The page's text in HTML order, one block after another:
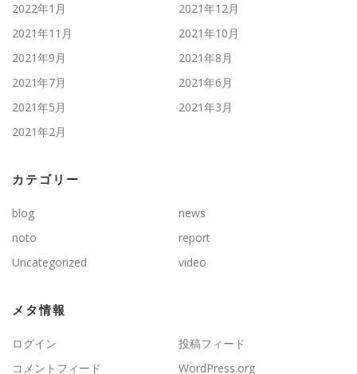
2022年1月
2021年12月
2021年11月
2021年10月
2021年9月
2021年8月
2021年7月
2021年6月
2021年5月
2021年3月
2021年2月
カテゴリー
blog
news
noto
report
Uncategorized
video
メタ情報
ログイン
投稿フィード
コメントフィード
WordPress.org